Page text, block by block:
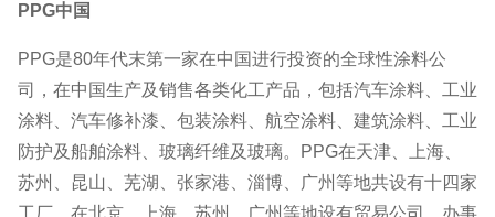
PPG中国
PPG是80年代末第一家在中国进行投资的全球性涂料公
司，在中国生产及销售各类化工产品，包括汽车涂料、工业
涂料、汽车修补漆、包装涂料、航空涂料、建筑涂料、工业
防护及船舶涂料、玻璃纤维及玻璃。PPG在天津、上海、
苏州、昆山、芜湖、张家港、淄博、广州等地共设有十四家